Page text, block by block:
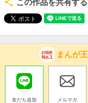
この作品を共有する
まんが
友だち追加
メルマガ